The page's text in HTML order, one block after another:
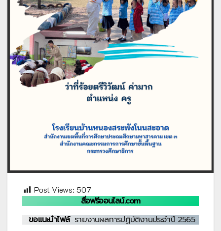
Post Views: 507
สื่อฟรีออนไลน์.com
ขอแนะนำไฟล์ รายงานผลการปฏิบัติงานประจำปี 2565